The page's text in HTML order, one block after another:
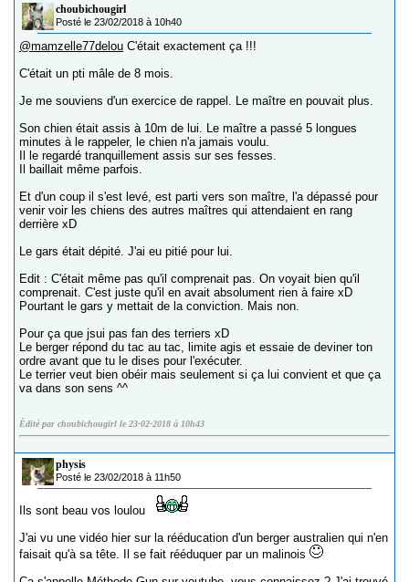
choubichougirl
Posté le 23/02/2018 à 10h40
@mamzelle77delou C'était exactement ça !!!
C'était un pti mâle de 8 mois.
Je me souviens d'un exercice de rappel. Le maître en pouvait plus.
Son chien était assis à 10m de lui. Le maître a passé 5 longues
minutes à le rappeler, le chien n'a jamais voulu.
Il le regardé tranquillement assis sur ses fesses.
Il baillait même parfois.
Et d'un coup il s'est levé, est parti vers son maître, l'a dépassé pour
venir voir les chiens des autres maîtres qui attendaient en rang
derrière xD
Le gars était dépité. J'ai eu pitié pour lui.
Edit : C'était même pas qu'il comprenait pas. On voyait bien qu'il
comprenait. C'est juste qu'il en avait absolument rien à faire xD
Pourtant le gars y mettait de la conviction. Mais non.
Pour ça que jsui pas fan des terriers xD
Le berger répond du tac au tac, limite agis et essaie de deviner ton
ordre avant que tu le dises pour l'exécuter.
Le terrier veut bien obéir mais seulement si ça lui convient et que ça
va dans son sens ^^
Édité par choubichougirl le 23-02-2018 à 10h43
physis
Posté le 23/02/2018 à 11h50
Ils sont beau vos loulou
J'ai vu une vidéo hier sur la rééducation d'un berger australien qui n'en
faisait qu'à sa tête. Il se fait rééduquer par un malinois